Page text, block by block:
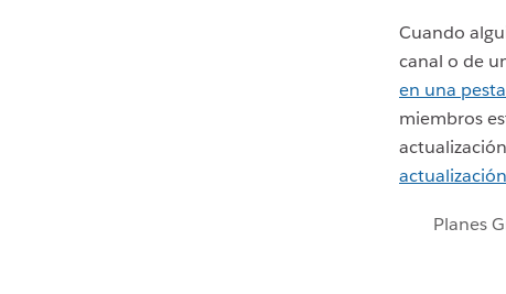
Cuando
canal o de
en una
miembros
Planes